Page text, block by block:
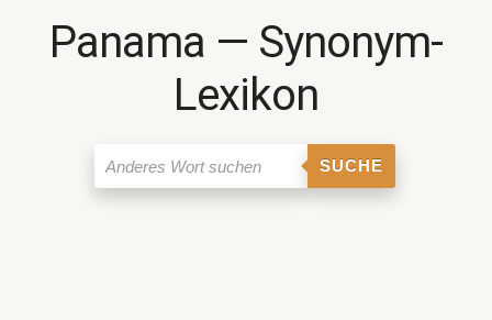
Panama ― Synonym-
Lexikon
SUCHE